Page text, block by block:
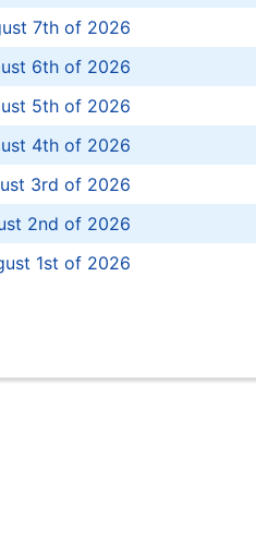
7th of 2026
6th of 2026
5th of 2026
4th of 2026
3rd of 2026
2nd of 2026
1st of 2026